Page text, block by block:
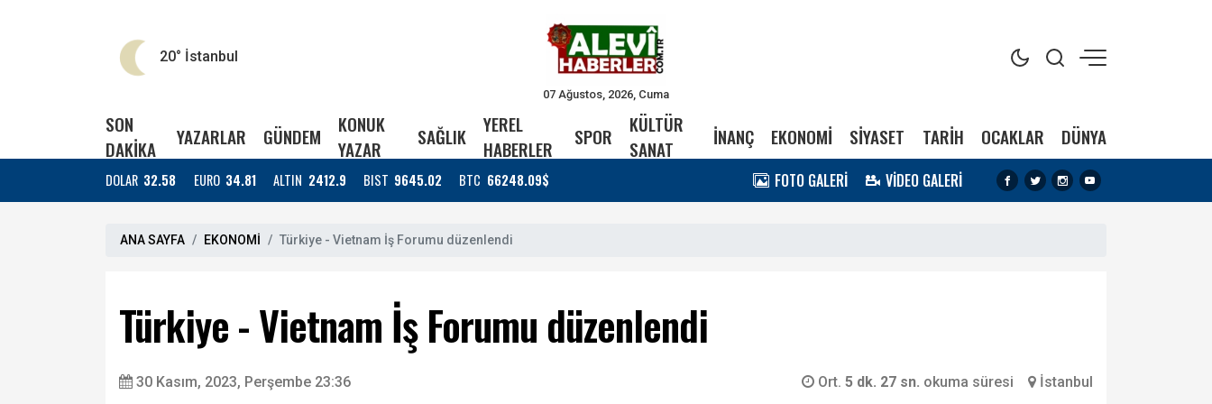
20° İstanbul
07 Ağustos, 2026, Cuma
SON
DAKİKA
YAZARLAR GÜNDEM
KONUK
YAZAR
SAĞLIK
YEREL
HABERLER
SPOR
KÜLTÜR
SANAT
İNANÇ EKONOMİ SİYASET TARİH OCAKLAR DÜNYA
DOLAR 32.58 EURO 34.81 ALTIN 2412.9 BIST 9645.02 BTC 66248.09$ FOTO GALERİ VİDEO GALERİ
ANA SAYFA EKONOMİ Türkiye - Vietnam İş Forumu düzenlendi
Türkiye - Vietnam İş Forumu düzenlendi
30 Kasım, 2023, Perşembe 23:36 Ort. 5 dk. 27 sn. okuma süresi İstanbul